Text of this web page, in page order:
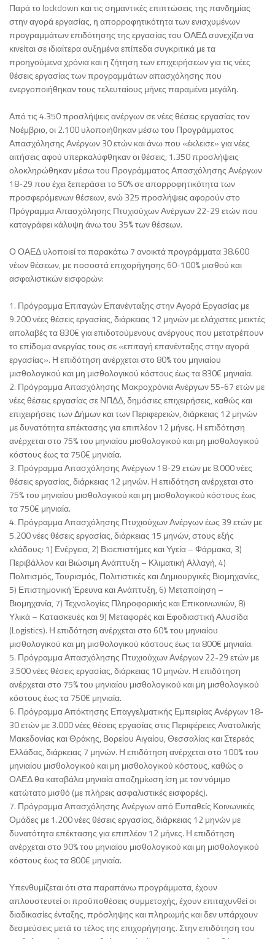
Παρά το lockdown και τις σημαντικές επιπτώσεις της πανδημίας
στην αγορά εργασίας, η απορροφητικότητα των ενισχυμένων
προγραμμάτων επιδότησης της εργασίας του ΟΑΕΔ συνεχίζει να
κινείται σε ιδιαίτερα αυξημένα επίπεδα συγκριτικά με τα
προηγούμενα χρόνια και η ζήτηση των επιχειρήσεων για τις νέες
θέσεις εργασίας των προγραμμάτων απασχόλησης που
ενεργοποιήθηκαν τους τελευταίους μήνες παραμένει μεγάλη.
Από τις 4.350 προσλήψεις ανέργων σε νέες θέσεις εργασίας τον
Νοέμβριο, οι 2.100 υλοποιήθηκαν μέσω του Προγράμματος
Απασχόλησης Ανέργων 30 ετών και άνω που «έκλεισε» για νέες
αιτήσεις αφού υπερκαλύφθηκαν οι θέσεις, 1.350 προσλήψεις
ολοκληρώθηκαν μέσω του Προγράμματος Απασχόλησης Ανέργων
18-29 που έχει ξεπεράσει το 50% σε απορροφητικότητα των
προσφερόμενων θέσεων, ενώ 325 προσλήψεις αφορούν στο
Πρόγραμμα Απασχόλησης Πτυχιούχων Ανέργων 22-29 ετών που
καταγράφει κάλυψη άνω του 35% των θέσεων.
Ο ΟΑΕΔ υλοποιεί τα παρακάτω 7 ανοικτά προγράμματα 38.600
νέων θέσεων, με ποσοστά επιχορήγησης 60-100% μισθού και
ασφαλιστικών εισφορών:
1. Πρόγραμμα Επιταγών Επανένταξης στην Αγορά Εργασίας με
9.200 νέες θέσεις εργασίας, διάρκειας 12 μηνών με ελάχιστες μεικτές
απολαβές τα 830€ για επιδοτούμενους ανέργους που μετατρέπουν
το επίδομα ανεργίας τους σε «επιταγή επανένταξης στην αγορά
εργασίας». Η επιδότηση ανέρχεται στο 80% του μηνιαίου
μισθολογικού και μη μισθολογικού κόστους έως τα 830€ μηνιαία.
2. Πρόγραμμα Απασχόλησης Μακροχρόνια Ανέργων 55-67 ετών με
νέες θέσεις εργασίας σε ΝΠΔΔ, δημόσιες επιχειρήσεις, καθώς και
επιχειρήσεις των Δήμων και των Περιφερειών, διάρκειας 12 μηνών
με δυνατότητα επέκτασης για επιπλέον 12 μήνες. Η επιδότηση
ανέρχεται στο 75% του μηνιαίου μισθολογικού και μη μισθολογικού
κόστους έως τα 750€ μηνιαία.
3. Πρόγραμμα Απασχόλησης Ανέργων 18-29 ετών με 8.000 νέες
θέσεις εργασίας, διάρκειας 12 μηνών. Η επιδότηση ανέρχεται στο
75% του μηνιαίου μισθολογικού και μη μισθολογικού κόστους έως
τα 750€ μηνιαία.
4. Πρόγραμμα Απασχόλησης Πτυχιούχων Ανέργων έως 39 ετών με
5.200 νέες θέσεις εργασίας, διάρκειας 15 μηνών, στους εξής
κλάδους: 1) Ενέργεια, 2) Βιοεπιστήμες και Υγεία – Φάρμακα, 3)
Περιβάλλον και Βιώσιμη Ανάπτυξη – Κλιματική Αλλαγή, 4)
Πολιτισμός, Τουρισμός, Πολιτιστικές και Δημιουργικές Βιομηχανίες,
5) Επιστημονική Έρευνα και Ανάπτυξη, 6) Μεταποίηση –
Βιομηχανία, 7) Τεχνολογίες Πληροφορικής και Επικοινωνιών, 8)
Υλικά – Κατασκευές και 9) Μεταφορές και Εφοδιαστική Αλυσίδα
(Logistics). Η επιδότηση ανέρχεται στο 60% του μηνιαίου
μισθολογικού και μη μισθολογικού κόστους έως τα 800€ μηνιαία.
5. Πρόγραμμα Απασχόλησης Πτυχιούχων Ανέργων 22-29 ετών με
3.500 νέες θέσεις εργασίας, διάρκειας 10 μηνών. Η επιδότηση
ανέρχεται στο 75% του μηνιαίου μισθολογικού και μη μισθολογικού
κόστους έως τα 750€ μηνιαία.
6. Πρόγραμμα Απόκτησης Επαγγελματικής Εμπειρίας Ανέργων 18-
30 ετών με 3.000 νέες θέσεις εργασίας στις Περιφέρειες Ανατολικής
Μακεδονίας και Θράκης, Βορείου Αιγαίου, Θεσσαλίας και Στερεάς
Ελλάδας, διάρκειας 7 μηνών. Η επιδότηση ανέρχεται στο 100% του
μηνιαίου μισθολογικού και μη μισθολογικού κόστους, καθώς ο
ΟΑΕΔ θα καταβάλει μηνιαία αποζημίωση ίση με τον νόμιμο
κατώτατο μισθό (με πλήρεις ασφαλιστικές εισφορές).
7. Πρόγραμμα Απασχόλησης Ανέργων από Ευπαθείς Κοινωνικές
Ομάδες με 1.200 νέες θέσεις εργασίας, διάρκειας 12 μηνών με
δυνατότητα επέκτασης για επιπλέον 12 μήνες. Η επιδότηση
ανέρχεται στο 90% του μηνιαίου μισθολογικού και μη μισθολογικού
κόστους έως τα 800€ μηνιαία.
Υπενθυμίζεται ότι στα παραπάνω προγράμματα, έχουν
απλουστευτεί οι προϋποθέσεις συμμετοχής, έχουν επιταχυνθεί οι
διαδικασίες ένταξης, πρόσληψης και πληρωμής και δεν υπάρχουν
δεσμεύσεις μετά το τέλος της επιχορήγησης. Στην επιδότηση του